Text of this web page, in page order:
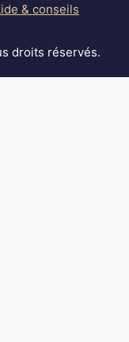
& conseils
droits réservés.